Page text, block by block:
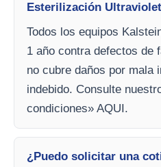
Esterilización
Todos los equipos
1 año contra defectos de
no cubre daños por mala
indebido. Consulte
condiciones» AQUI.
¿Puedo solicitar una